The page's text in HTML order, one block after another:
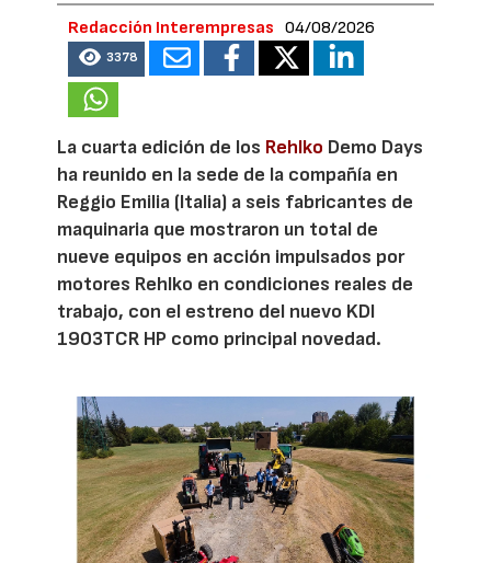
Redacción Interempresas 04/08/2026
3378
La cuarta edición de los Rehlko Demo Days
ha reunido en la sede de la compañía en
Reggio Emilia (Italia) a seis fabricantes de
maquinaria que mostraron un total de
nueve equipos en acción impulsados por
motores Rehlko en condiciones reales de
trabajo, con el estreno del nuevo KDI
1903TCR HP como principal novedad.